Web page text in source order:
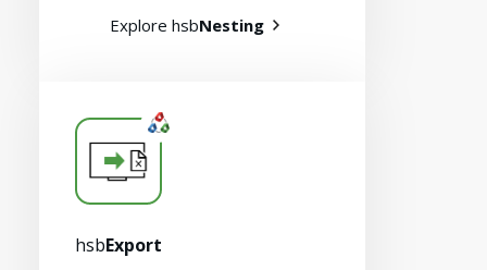
Explore hsbNesting
hsbExport